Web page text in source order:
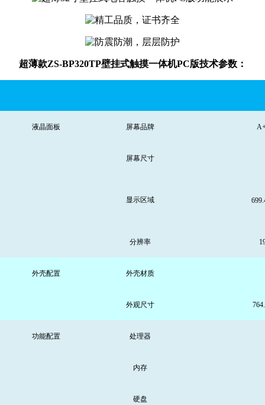
超薄款ZS-BP320TP壁挂式触摸一体机PC版技术参数：
液晶面板 屏幕品牌
屏幕尺寸
显示区域
分辨率
外壳配置 外壳材质
外观尺寸
功能配置 处理器
内存
硬盘